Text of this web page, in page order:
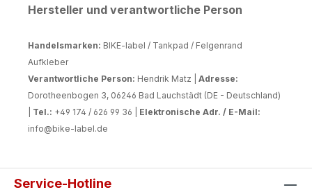
Hersteller und verantwortliche Person
Handelsmarken: BIKE-label / Tankpad / Felgenrand
Aufkleber
Verantwortliche Person: Hendrik Matz | Adresse:
Dorotheenbogen 3, 06246 Bad Lauchstädt (DE - Deutschland)
Tel.: +49 174 / 626 99 36 | Elektronische Adr. / E-Mail:
info@bike-label.de
Service-Hotline